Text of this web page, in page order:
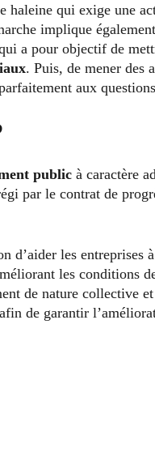
haleine qui exige une
implique
a pour objectif de
. Puis, de mener des
aux
public à caractère
par le contrat de
d’aider les
les conditions
de nature collective
de garantir